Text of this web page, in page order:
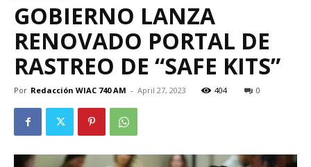
GOBIERNO LANZA
RENOVADO PORTAL DE
RASTREO DE “SAFE KITS”
Por Redacción WIAC 740 AM - April 27, 2023 404 0